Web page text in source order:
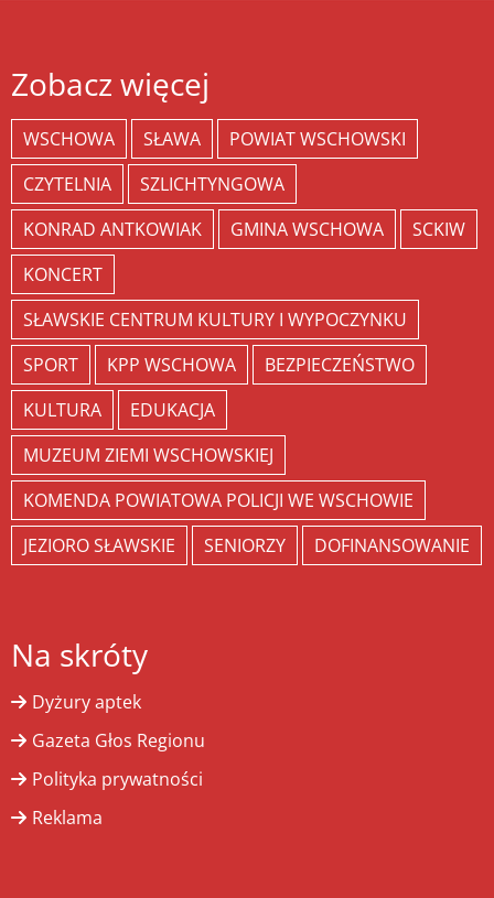
Zobacz więcej
WSCHOWA SŁAWA
POWIAT WSCHOWSKI
CZYTELNIA
SZLICHTYNGOWA
KONRAD ANTKOWIAK
GMINA WSCHOWA
SCKIW
KONCERT
SŁAWSKIE CENTRUM KULTURY I WYPOCZYNKU
SPORT
KPP WSCHOWA
BEZPIECZEŃSTWO
KULTURA
EDUKACJA
MUZEUM ZIEMI WSCHOWSKIEJ
KOMENDA POWIATOWA POLICJI WE WSCHOWIE
JEZIORO SŁAWSKIE
SENIORZY DOFINANSOWANIE
Na skróty
Dyżury aptek
Gazeta Głos Regionu
Polityka prywatności
Reklama